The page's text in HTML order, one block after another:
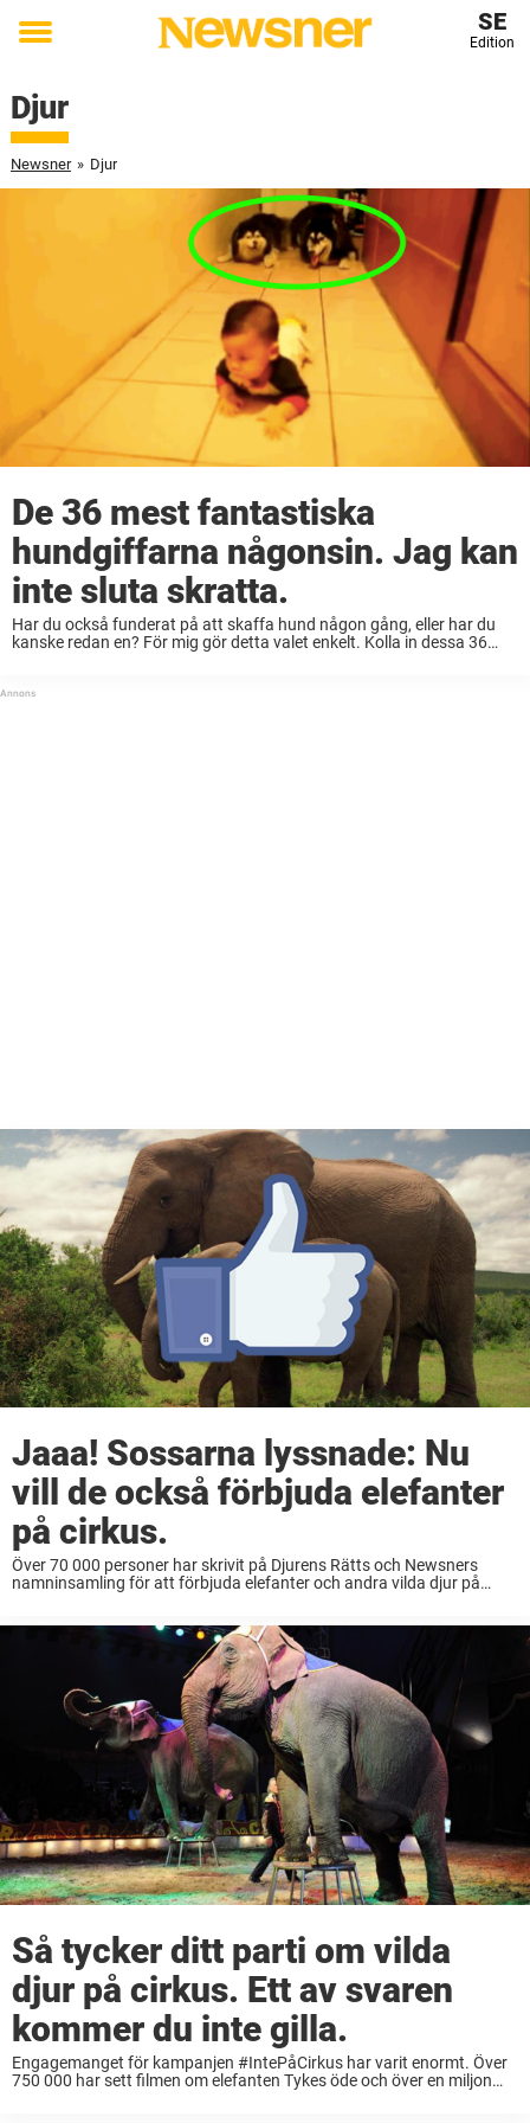
Toggle
SE
Edition
Djur
Newsner » Djur
De 36 mest fantastiska
hundgiffarna någonsin. Jag kan
inte sluta skratta.
Har du också funderat på att skaffa hund någon gång, eller har du
kanske redan en? För mig gör detta valet enkelt. Kolla in dessa 36
Jaaa! Sossarna lyssnade: Nu
vill de också förbjuda elefanter
på cirkus.
Över 70 000 personer har skrivit på Djurens Rätts och Newsners
namninsamling för att förbjuda elefanter och andra vilda djur på
Så tycker ditt parti om vilda
djur på cirkus. Ett av svaren
kommer du inte gilla.
Engagemanget för kampanjen #IntePåCirkus har varit enormt. Över
750 000 har sett filmen om elefanten Tykes öde och över en miljon